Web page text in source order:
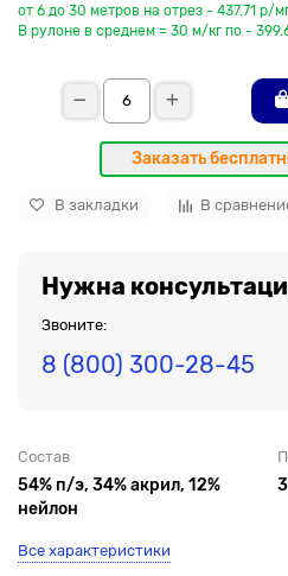
от 6 до 30 метров на отрез - 437.71 р/
В рулоне в среднем = 30 м/кг по -
Заказать
В закладки В
Нужна
Звоните:
8 (800) 300-28-45
Состав
54% п/э, 34% акрил, 12%
нейлон
Все характеристики